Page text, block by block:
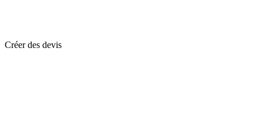
Créer des devis